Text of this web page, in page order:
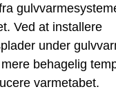
Ved at installere
under
behagelig
varmetabet.